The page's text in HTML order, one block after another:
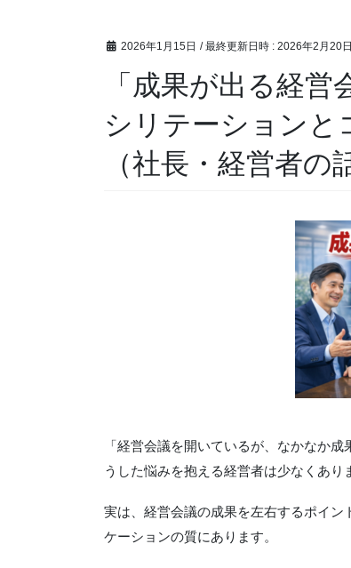
2026年1月15日 / 最終更新日時 : 2026年2月20日
「成果が出る経
シリテーションと
（社長・経営者の
「経営会議を開いているが、なかなか
うした悩みを抱える経営者は少なくあり
実は、経営会議の成果を左右するポイ
ケーションの質にあります。